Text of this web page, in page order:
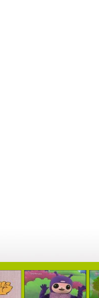
01:36 06:49